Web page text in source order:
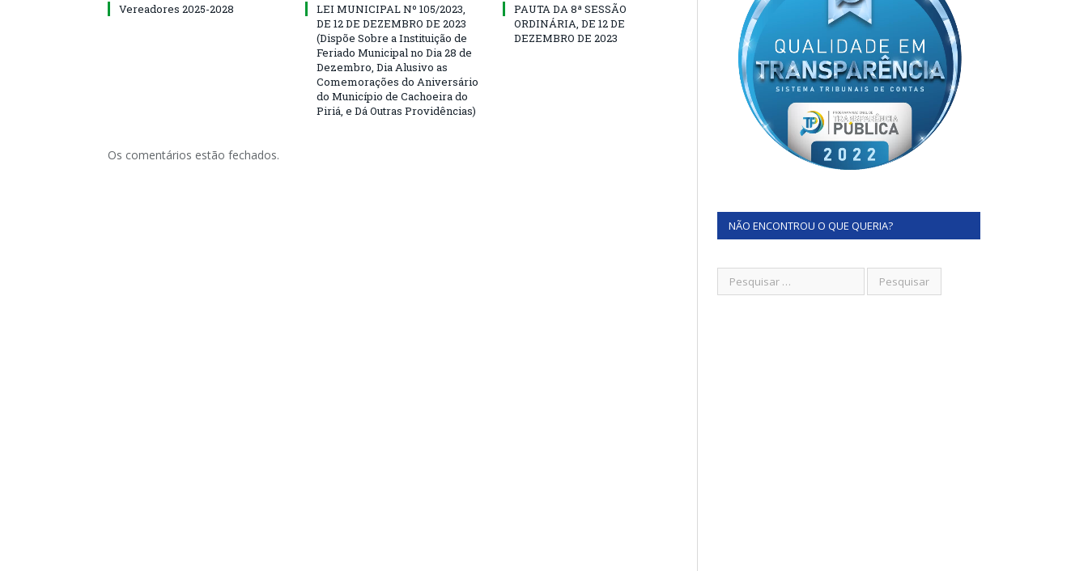
Vereadores 2025-2028
LEI MUNICIPAL Nº 105/2023,
DE 12 DE DEZEMBRO DE 2023
(Dispõe Sobre a Instituição de
Feriado Municipal no Dia 28 de
Dezembro, Dia Alusivo as
Comemorações do Aniversário
do Município de Cachoeira do
Piriá, e Dá Outras Providências)
PAUTA DA 8ª SESSÃO
ORDINÁRIA, DE 12 DE
DEZEMBRO DE 2023
Os comentários estão fechados.
NÃO ENCONTROU O QUE QUERIA?